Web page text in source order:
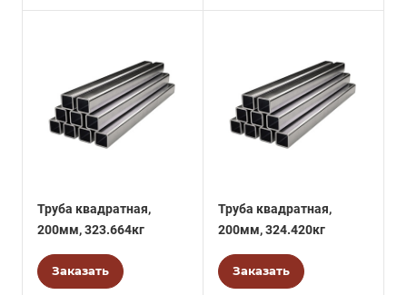
Труба квадратная,
200мм, 323.664кг
Заказать
Труба квадратная,
200мм, 324.420кг
Заказать